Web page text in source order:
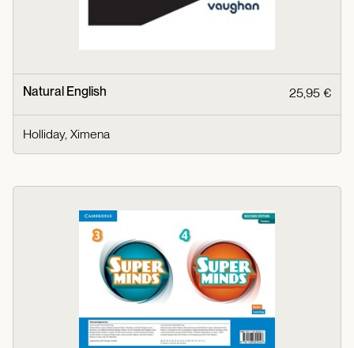
Natural English 25,95 €
Holliday, Ximena